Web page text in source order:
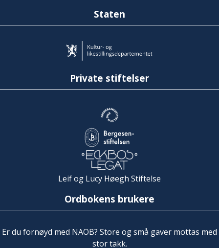
Staten
Private stiftelser
Leif og Lucy Høegh Stiftelse
Ordbokens brukere
Er du fornøyd med NAOB? Store og små gaver mottas med
stor takk.